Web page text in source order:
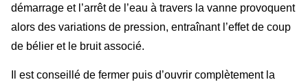
démarrage et l’arrêt de l’eau à travers la vanne provoquent
alors des variations de pression, entraînant l’effet de coup
de bélier et le bruit associé.
Il est conseillé de fermer puis d’ouvrir complètement la